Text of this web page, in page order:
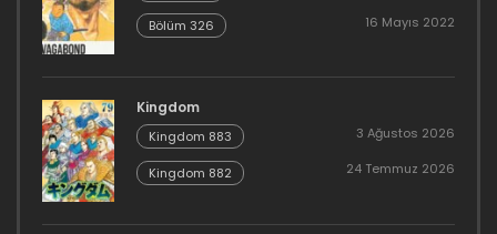
Bölüm 326 16 Mayıs 2022
Kingdom
Kingdom 883 3 Ağustos 2026
Kingdom 882 24 Temmuz 2026